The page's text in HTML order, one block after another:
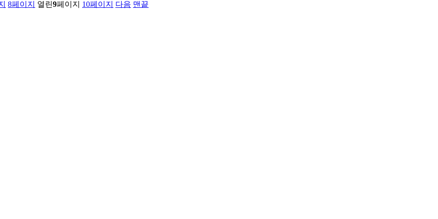
8페이지 열린9페이지 10페이지 다음 맨끝